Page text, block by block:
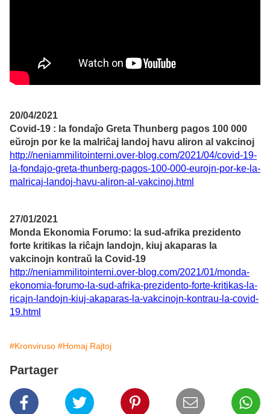
20/04/2021
Covid-19 : la fondaĵo Greta Thunberg pagos 100 000
eŭrojn por ke la malriĉaj landoj havu aliron al vakcinoj
http://neniammilitointerni.over-blog.com/2021/04/covid-19-
la-fondajo-greta-thunberg-pagos-100-000-eurojn-por-ke-la-
malricaj-landoj-havu-aliron-al-vakcinoj.html
27/01/2021
Monda Ekonomia Forumo: la sud-afrika prezidento
forte kritikas la riĉajn landojn, kiuj akaparas la
vakcinojn kontraŭ la Covid-19
http://neniammilitointerni.over-blog.com/2021/01/monda-
ekonomia-forumo-la-sud-afrika-prezidento-forte-kritikas-la-
ricajn-landojn-kiuj-akaparas-la-vakcinojn-kontrau-la-covid-
19.html
#Kronviruso #Homaj Rajtoj
Partager